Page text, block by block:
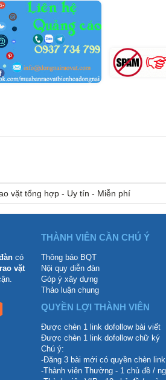
vặt tổng hợp - Uy tín - Miễn phí
có
rao vặt
THÀNH VIÊN CẦN CHÚ Ý
Thông báo BQT
Nội quy diễn đàn
Góp ý xây dựng
Thảo luận chung
QUYỀN LỢI THÀNH VIÊN
Được chèn 1 link dofollow bài viết
Được chèn 1 link dofollow chữ ký
Chú ý:
-Đăng 3 bài mới có quyền chèn link
-Thành viên Thường - 1 chủ đề /